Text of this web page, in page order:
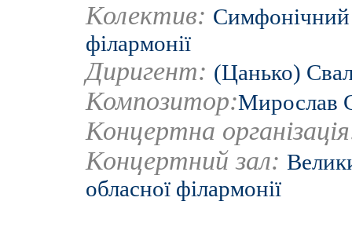
Колектив: Симфонічний
філармонії
Диригент: (Цанько)
Композитор:Мирослав
Концертна
Концертний зал:
обласної філармонії